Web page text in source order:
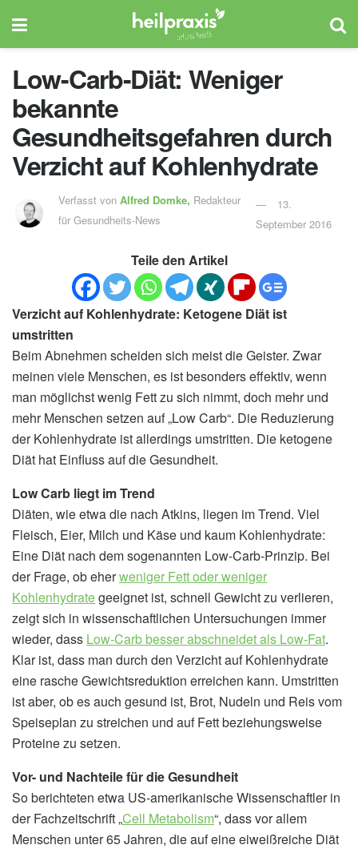
Low-Carb-Diät: Weniger
bekannte
Gesundheitsgefahren durch
Verzicht auf Kohlenhydrate
Verfasst vonAlfred Domke, Redakteur
für Gesundheits-News
13.
September 2016
Teile den Artikel
Verzicht auf Kohlenhydrate: Ketogene Diät ist
umstritten
Beim Abnehmen scheiden sich meist die Geister. Zwar
meinen viele Menschen, es ist besonders effektiv, wenn
man möglichst wenig Fett zu sich nimmt, doch mehr und
mehr Menschen setzen auf „Low Carb“. Die Reduzierung
der Kohlenhydrate ist allerdings umstritten. Die ketogene
Diät hat Einfluss auf die Gesundheit.
Low Carb liegt im Trend
Diäten, wie etwa die nach Atkins, liegen im Trend. Viel
Fleisch, Eier, Milch und Käse und kaum Kohlenhydrate:
Eine Diät nach dem sogenannten Low-Carb-Prinzip. Bei
der Frage, ob eherweniger Fett oder weniger
Kohlenhydrategeeignet ist, schnell Gewicht zu verlieren,
zeigt sich in wissenschaftlichen Untersuchungen immer
wieder, dass Low-Carb besser abschneidet als Low-Fat.
Klar ist, dass man durch den Verzicht auf Kohlenhydrate
eine rasche Gewichtsreduktion erreichen kann. Umstritten
ist aber, ob es auch gesund ist, Brot, Nudeln und Reis vom
Speiseplan zu streichen und auf Fett beziehungsweise
Proteine zu setzen.
Vor- und Nachteile für die Gesundheit
So berichteten etwa US-amerikanische Wissenschaftler in
der Fachzeitschrift „Cell Metabolism“, dass vor allem
Menschen unter 65 Jahren, die auf eine eiweißreiche Diät